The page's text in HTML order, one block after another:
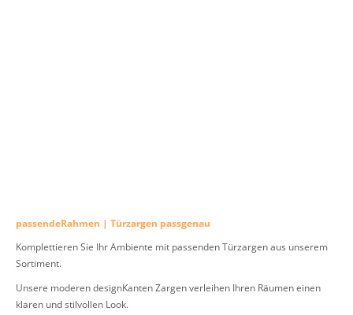
passendeRahmen | Türzargen passgenau
Komplettieren Sie Ihr Ambiente mit passenden Türzargen aus unserem
Sortiment.
Unsere moderen designKanten Zargen verleihen Ihren Räumen einen
klaren und stilvollen Look.